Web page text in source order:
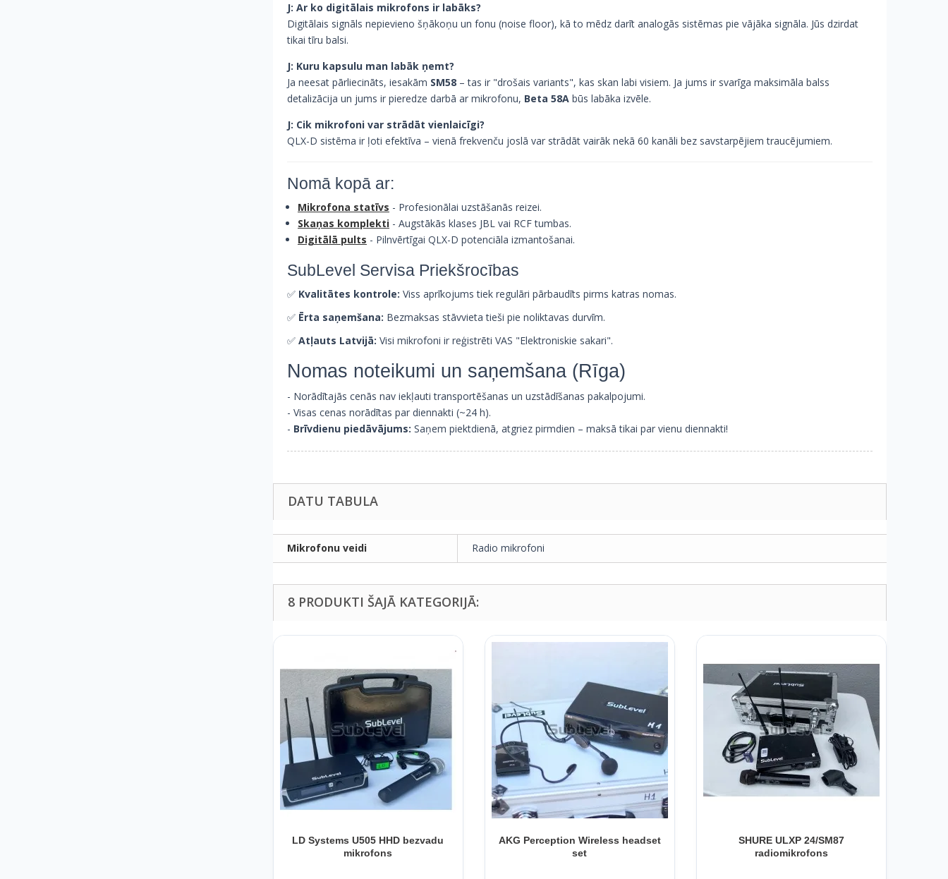
J: Ar ko digitālais mikrofons ir labāks?
Digitālais signāls nepievieno šņākoņu un fonu (noise floor), kā to mēdz darīt analogās sistēmas pie vājāka signāla. Jūs dzirdat
tikai tīru balsi.
J: Kuru kapsulu man labāk ņemt?
Ja neesat pārliecināts, iesakām SM58 – tas ir "drošais variants", kas skan labi visiem. Ja jums ir svarīga maksimāla balss
detalizācija un jums ir pieredze darbā ar mikrofonu, Beta 58A būs labāka izvēle.
J: Cik mikrofoni var strādāt vienlaicīgi?
QLX-D sistēma ir ļoti efektīva – vienā frekvenču joslā var strādāt vairāk nekā 60 kanāli bez savstarpējiem traucējumiem.
Nomā kopā ar:
Mikrofona statīvs - Profesionālai uzstāšanās reizei.
Skaņas komplekti - Augstākās klases JBL vai RCF tumbas.
Digitālā pults - Pilnvērtīgai QLX-D potenciāla izmantošanai.
SubLevel Servisa Priekšrocības
✅ Kvalitātes kontrole: Viss aprīkojums tiek regulāri pārbaudīts pirms katras nomas.
✅ Ērta saņemšana: Bezmaksas stāvvieta tieši pie noliktavas durvīm.
✅ Atļauts Latvijā: Visi mikrofoni ir reģistrēti VAS "Elektroniskie sakari".
Nomas noteikumi un saņemšana (Rīga)
- Norādītajās cenās nav iekļauti transportēšanas un uzstādīšanas pakalpojumi.
- Visas cenas norādītas par diennakti (~24 h).
- Brīvdienu piedāvājums: Saņem piektdienā, atgriez pirmdien – maksā tikai par vienu diennakti!
DATU TABULA
Mikrofonu veidi Radio mikrofoni
8 PRODUKTI ŠAJĀ KATEGORIJĀ:
LD Systems U505 HHD bezvadu
mikrofons
AKG Perception Wireless headset
set
SHURE ULXP 24/SM87
radiomikrofons